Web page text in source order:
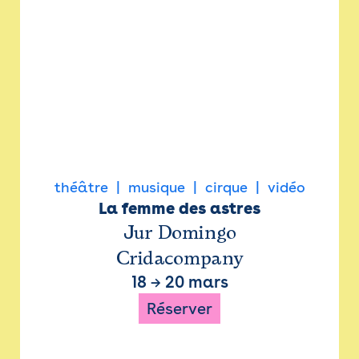
théâtre musique cirque vidéo
La femme des astres
Jur Domingo
Cridacompany
18 → 20 mars
Réserver